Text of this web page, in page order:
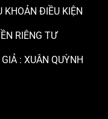
KHOẢN ĐIỀU KIỆN
RIÊNG TƯ
: XUÂN QUỲNH